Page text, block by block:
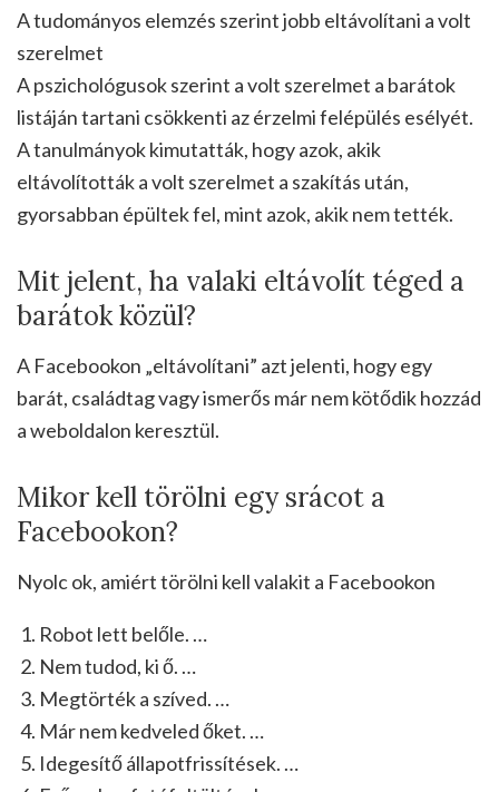
A tudományos elemzés szerint jobb eltávolítani a volt
szerelmet
A pszichológusok szerint a volt szerelmet a barátok
listáján tartani csökkenti az érzelmi felépülés esélyét.
A tanulmányok kimutatták, hogy azok, akik
eltávolították a volt szerelmet a szakítás után,
gyorsabban épültek fel, mint azok, akik nem tették.
Mit jelent, ha valaki eltávolít téged a
barátok közül?
A Facebookon „eltávolítani” azt jelenti, hogy egy
barát, családtag vagy ismerős már nem kötődik hozzád
a weboldalon keresztül.
Mikor kell törölni egy srácot a
Facebookon?
Nyolc ok, amiért törölni kell valakit a Facebookon
Robot lett belőle. …
Nem tudod, ki ő. …
Megtörték a szíved. …
Már nem kedveled őket. …
Idegesítő állapotfrissítések. …